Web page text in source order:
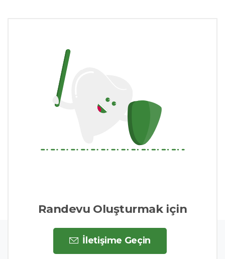
Randevu Oluşturmak için
İletişime Geçin